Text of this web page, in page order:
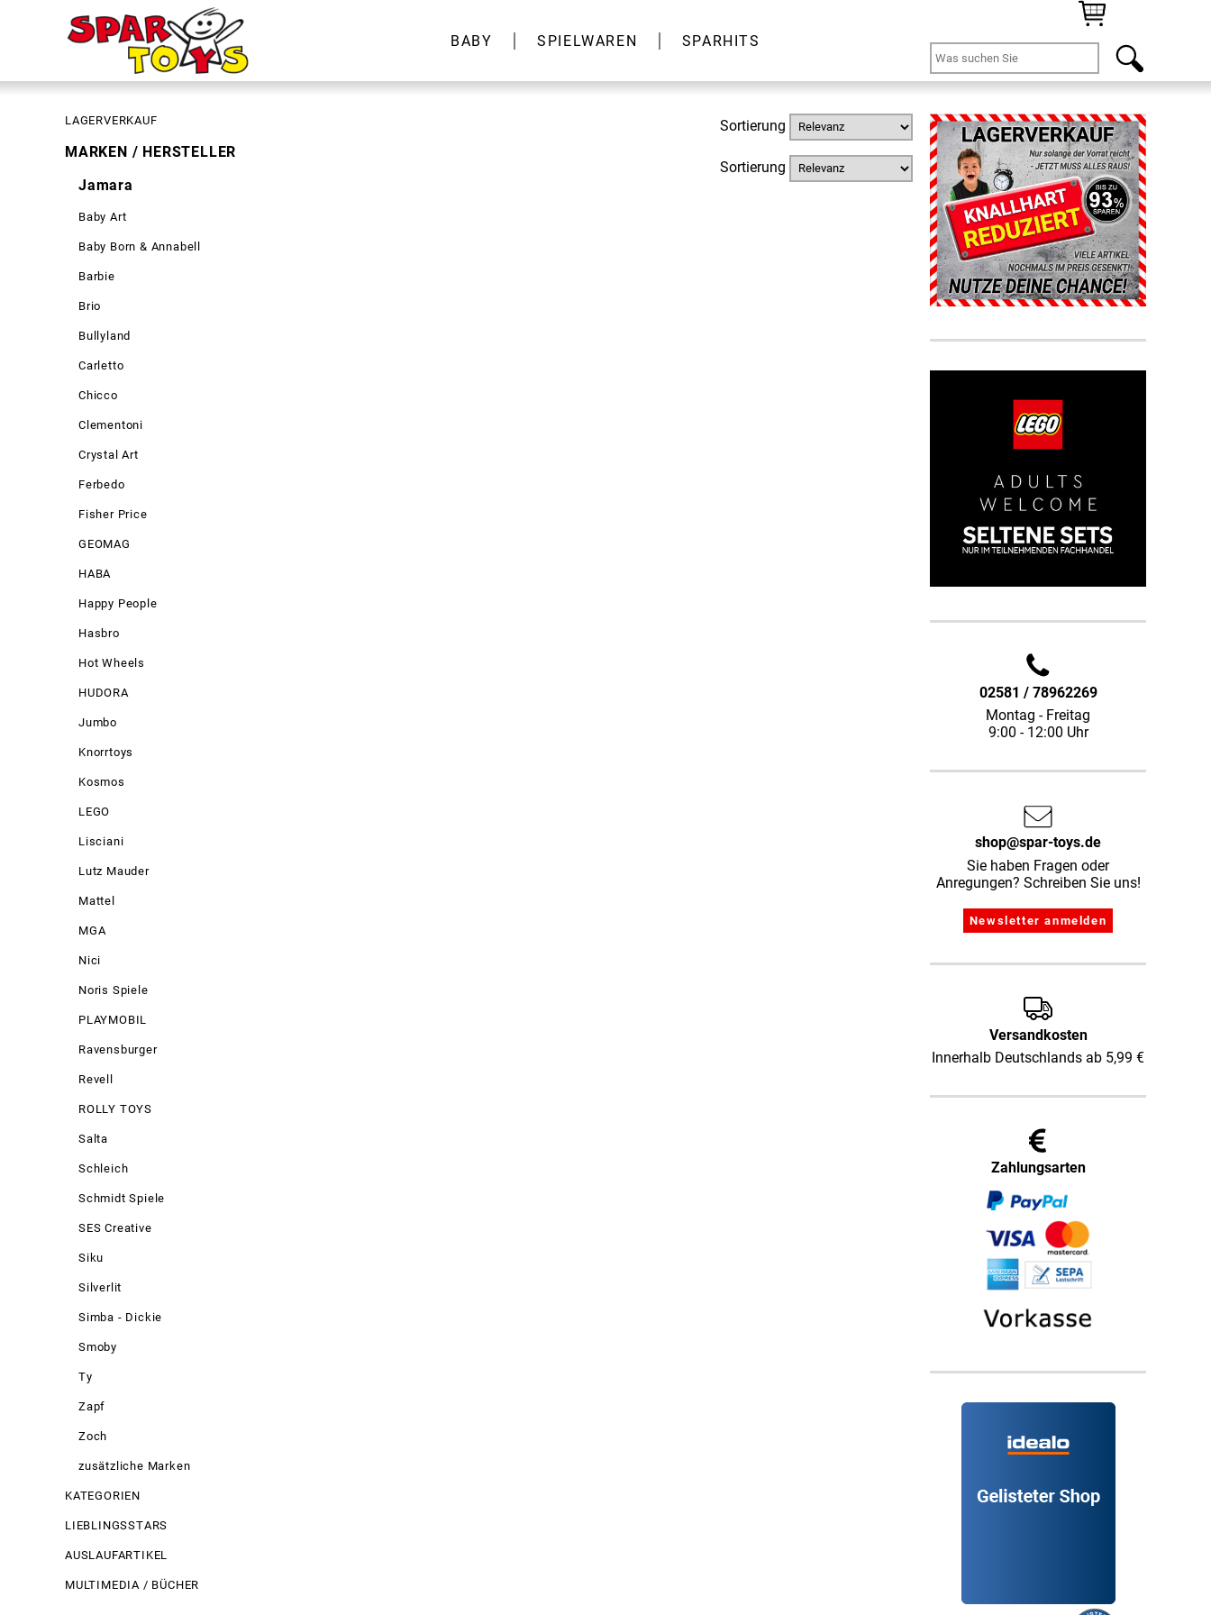
BABY SPIELWAREN SPARHITS
LAGERVERKAUF
MARKEN / HERSTELLER
Jamara
Baby Art
Baby Born & Annabell
Barbie
Brio
Bullyland
Carletto
Chicco
Clementoni
Crystal Art
Ferbedo
Fisher Price
GEOMAG
HABA
Happy People
Hasbro
Hot Wheels
HUDORA
Jumbo
Knorrtoys
Kosmos
LEGO
Lisciani
Lutz Mauder
Mattel
MGA
Nici
Noris Spiele
PLAYMOBIL
Ravensburger
Revell
ROLLY TOYS
Salta
Schleich
Schmidt Spiele
SES Creative
Siku
Silverlit
Simba - Dickie
Smoby
Ty
Zapf
Zoch
zusätzliche Marken
KATEGORIEN
LIEBLINGSSTARS
AUSLAUFARTIKEL
MULTIMEDIA / BÜCHER
Sortierung
Sortierung
02581 / 78962269
Montag - Freitag
9:00 - 12:00 Uhr
shop@spar-toys.de
Sie haben Fragen oder
Anregungen? Schreiben Sie uns!
Versandkosten
Innerhalb Deutschlands ab 5,99 €
Zahlungsarten